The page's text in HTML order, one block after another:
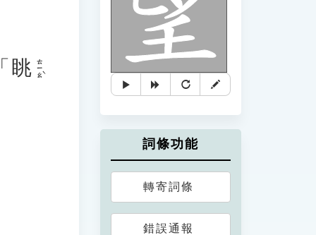
眺 ㄊㄧㄠˋ
詞條功能
轉寄詞條
錯誤通報